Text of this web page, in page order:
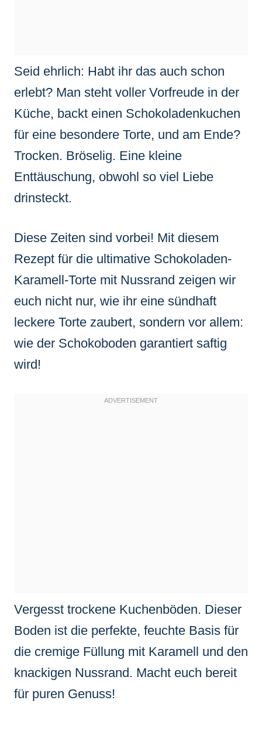
Seid ehrlich: Habt ihr das auch schon
erlebt? Man steht voller Vorfreude in der
Küche, backt einen Schokoladenkuchen
für eine besondere Torte, und am Ende?
Trocken. Bröselig. Eine kleine
Enttäuschung, obwohl so viel Liebe
drinsteckt.
Diese Zeiten sind vorbei! Mit diesem
Rezept für die ultimative Schokoladen-
Karamell-Torte mit Nussrand zeigen wir
euch nicht nur, wie ihr eine sündhaft
leckere Torte zaubert, sondern vor allem:
wie der Schokoboden garantiert saftig
wird!
Vergesst trockene Kuchenböden. Dieser
Boden ist die perfekte, feuchte Basis für
die cremige Füllung mit Karamell und den
knackigen Nussrand. Macht euch bereit
für puren Genuss!